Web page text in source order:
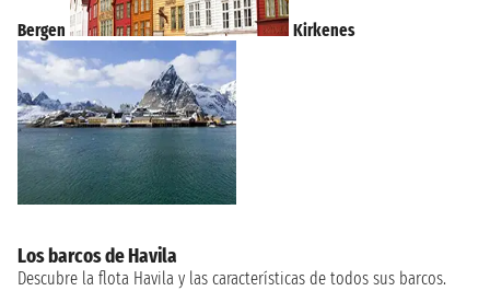
Bergen Kirkenes
Los barcos de Havila
Descubre la flota Havila y las características de todos sus barcos.